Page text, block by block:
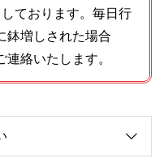
ております。毎日行
鉢増しされた場合
絡いたします。